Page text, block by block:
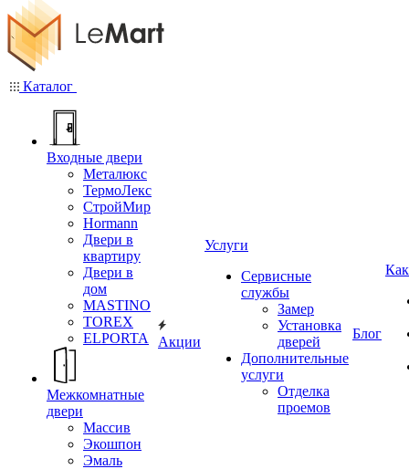
Каталог
Входные двери
Металюкс
ТермоЛекс
СтройМир
Hormann
Двери в
квартиру
Двери в
дом
MASTINO
TOREX
ELPORTA
Межкомнатные
двери
Массив
Экошпон
Эмаль
Акции
Услуги
Сервисные
службы
Замер
Установка
дверей
Дополнительные
услуги
Отделка
проемов
Блог